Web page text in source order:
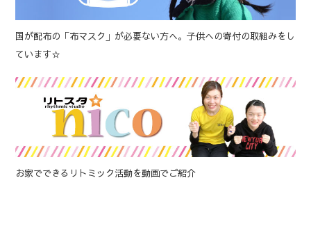
国が配布の「布マスク」が必要ない方へ。子供への寄付の取組みをし
ています☆
お家でできるリトミック活動を動画でご紹介